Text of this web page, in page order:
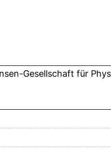
Gesellschaft für